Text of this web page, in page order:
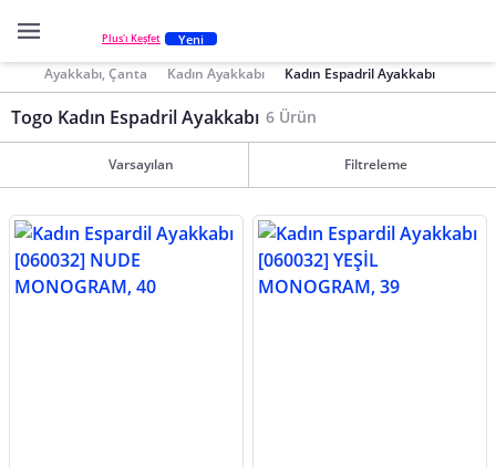
Plus'ı Keşfet Yeni
Ayakkabı, Çanta Kadın Ayakkabı Kadın Espadril Ayakkabı
Togo Kadın Espadril Ayakkabı 6 Ürün
Varsayılan Filtreleme